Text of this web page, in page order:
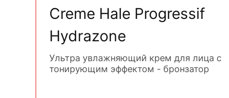
Creme Hale Progressif
Hydrazone
Ультра увлажняющий крем для лица с
тонирующим эффектом - бронзатор